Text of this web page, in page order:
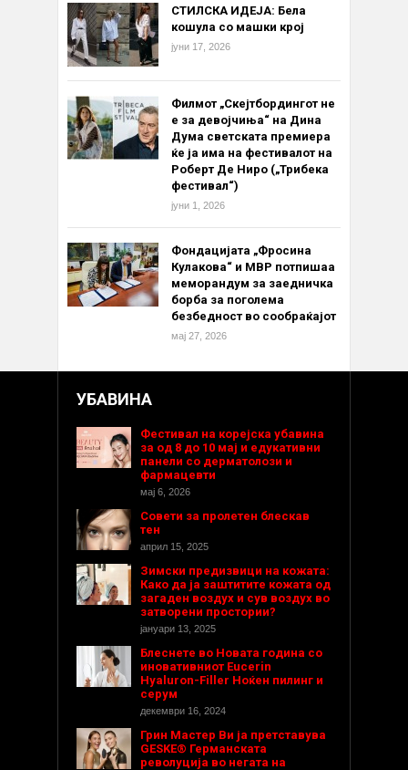
СТИЛСКА ИДЕЈА: Бела
кошула со машки крој
јуни 17, 2026
Филмот „Скејтбордингот не
е за девојчиња“ на Дина
Дума светската премиера
ќе ја има на фестивалот на
Роберт Де Ниро („Трибека
фестивал“)
јуни 1, 2026
Фондацијата „Фросина
Кулакова“ и МВР потпишаа
меморандум за заедничка
борба за поголема
безбедност во сообраќајот
мај 27, 2026
УБАВИНА
Фестивал на корејска убавина
за од 8 до 10 мај и едукативни
панели со дерматолози и
фармацевти
мај 6, 2026
Совети за пролетен блескав
тен
април 15, 2025
Зимски предизвици на кожата:
Како да ја заштитите кожата од
загаден воздух и сув воздух во
затворени простории?
јануари 13, 2025
Блеснете во Новата година со
иновативниот Eucerin
Hyaluron-Filler Ноќен пилинг и
серум
декември 16, 2024
Грин Мастер Ви ја претставува
GESKE® Германската
револуција во негата на